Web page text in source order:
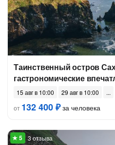
Таинственный остров
гастрономические
15 авг в 10:00
29 авг в 10:00
от 132 400 ₽за человека
3 отзыва